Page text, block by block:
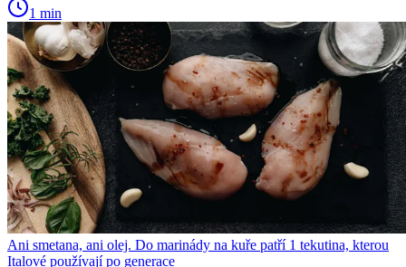
1 min
Ani smetana, ani olej. Do marinády na kuře patří 1 tekutina, kterou
Italové používají po generace